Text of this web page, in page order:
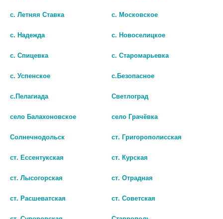
83
В КОРЗИНУ
с. Летняя Ставка с. Московское
с. Надежда с. Новоселицкое
с. Спицевка с. Старомарьевка
с. Успенское с.Безопасное
с.Пелагиада Светлоград
село Балахоновское село Грачёвка
Солнечнодольск ст. Григорополисская
ст. Ессентукская ст. Курская
ст. Лысогорская ст. Отрадная
ст. Расшеватская ст. Советская